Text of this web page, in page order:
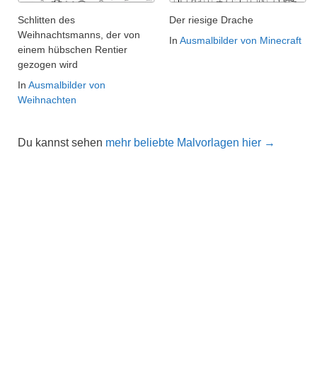
Schlitten des
Weihnachtsmanns, der von
einem hübschen Rentier
gezogen wird
In Ausmalbilder von
Weihnachten
Der riesige Drache
In Ausmalbilder von Minecraft
Du kannst sehen mehr beliebte Malvorlagen hier →